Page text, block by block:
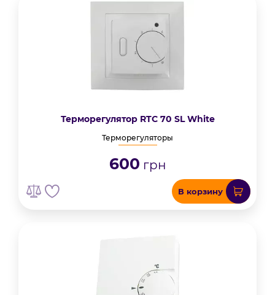
Терморегулятор RTC 70 SL White
Терморегуляторы
600 грн
В корзину